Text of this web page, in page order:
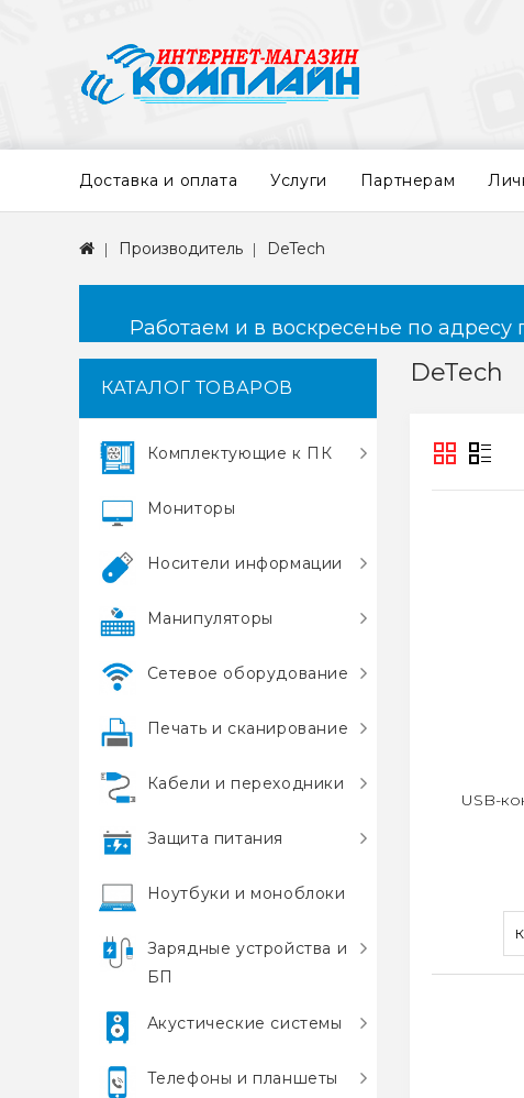
Доставка и оплата Услуги Партнерам
Производитель DeTech
Работаем и в воскресенье по адресу
КАТАЛОГ ТОВАРОВ
Комплектующие к ПК
Мониторы
Носители информации
Манипуляторы
Сетевое оборудование
Печать и сканирование
Кабели и переходники
Защита питания
Ноутбуки и моноблоки
Зарядные устройства и
БП
Акустические системы
Телефоны и планшеты
DeTech
USB-